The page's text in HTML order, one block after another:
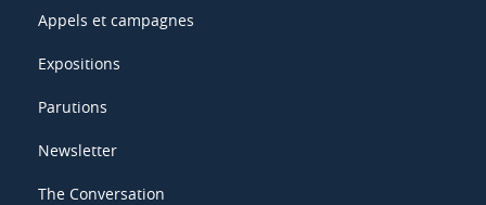
Appels et campagnes
Expositions
Parutions
Newsletter
The Conversation